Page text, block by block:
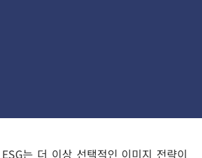
는 더 이상 선택적인 이미지 전략이